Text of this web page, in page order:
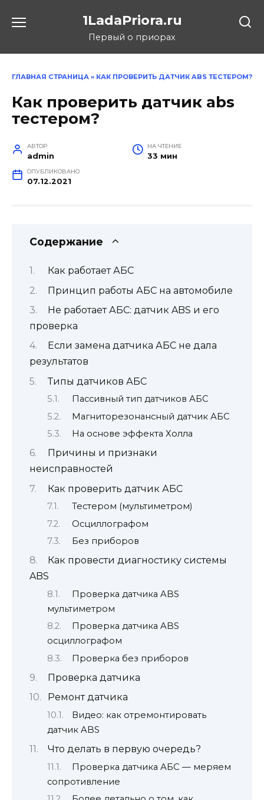
1LadaPriora.ru
Первый о приорах
ГЛАВНАЯ СТРАНИЦА » КАК ПРОВЕРИТЬ ДАТЧИК ABS ТЕСТЕРОМ?
Как проверить датчик abs
тестером?
АВТОР
admin
НА ЧТЕНИЕ
33 мин
ОПУБЛИКОВАНО
07.12.2021
Содержание
Как работает АБС
Принцип работы АБС на автомобиле
Не работает АБС: датчик ABS и его
проверка
Если замена датчика АБС не дала
результатов
Типы датчиков АБС
Пассивный тип датчиков АБС
Магниторезонансный датчик АБС
На основе эффекта Холла
Причины и признаки
неисправностей
Как проверить датчик АБС
Тестером (мультиметром)
Осциллографом
Без приборов
Как провести диагностику системы
ABS
Проверка датчика ABS
мультиметром
Проверка датчика ABS
осциллографом
Проверка без приборов
Проверка датчика
Ремонт датчика
Видео: как отремонтировать
датчик ABS
Что делать в первую очередь?
Проверка датчика АБС — меряем
сопротивление